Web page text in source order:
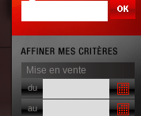
Mise en vente
du
au